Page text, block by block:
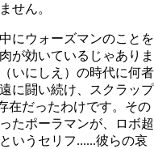
せん。
にウォーズマンのことを
が効いているじゃありま
いにしえ）の時代に何者
に闘い続け、スクラップ
在だったわけです。その
たポーラマンが、ロボ超
いうセリフ......彼らの哀